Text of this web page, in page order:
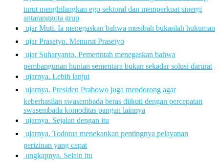
turut menghilangkan ego sektoral dan memperkuat sinergi
antaranggota grup
 ujar Muti. Ia menegaskan bahwa musibah bukanlah hukuman
 ujar Prasetyo. Menurut Prasetyo
 ujar Suharyanto. Pemerintah menegaskan bahwa
pembangunan hunian sementara bukan sekadar solusi darurat
 ujarnya. Lebih lanjut
 ujarnya. Presiden Prabowo juga mendorong agar
keberhasilan swasembada beras diikuti dengan percepatan
swasembada komoditas pangan lainnya
 ujarnya. Sejalan dengan itu
 ujarnya. Todotua menekankan pentingnya pelayanan
perizinan yang cepat
 ungkapnya. Selain itu